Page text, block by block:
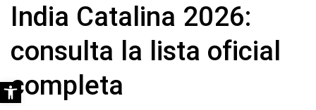
India Catalina 2026:
consulta la lista oficial
completa
Abrir barra de herramientas